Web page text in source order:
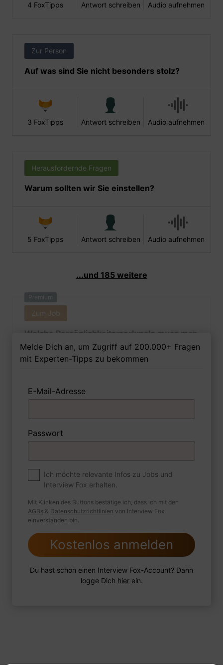
4 FoxTipps Antwort schreiben Audio aufnehmen
Zur Person
Auf was sind Sie nicht besonders stolz?
3 FoxTipps Antwort schreiben Audio aufnehmen
Herausfordernde Fragen
Warum sollten wir Sie einstellen?
5 FoxTipps Antwort schreiben Audio aufnehmen
...und 185 weitere
Premium
Zum Job
Welche Persönlichkeitsmerkmale muss man
als Holzmechanikerin Ihrer Meinung nach
besitzen, um in dem Job erfolgreich zu
sein?
1 FoxTipp Antwort schreiben Audio aufnehmen
Wie sind Sie mit einer Situation
umgegangen, in der Sie einen
leistungsschwachen Mitarbeiter hatten?
Melde Dich an, um Zugriff auf 200.000+ Fragen
mit Experten-Tipps zu bekommen
E-Mail-Adresse
Passwort
Ich möchte relevante Infos zu Jobs und
Interview Fox erhalten.
Mit Klicken des Buttons bestätige ich, dass ich mit den
AGBs & Datenschutzrichtlinien von Interview Fox
einverstanden bin.
Kostenlos anmelden
Du hast schon einen Interview Fox-Account? Dann
logge Dich hierein.